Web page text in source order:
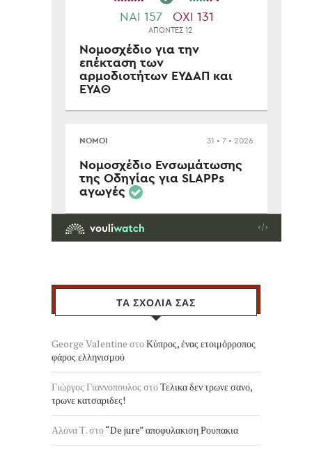
ΤΑ ΣΧΟΛΙΑ ΣΑΣ
George Valentine στοΚύπρος, ένας ετοιμόρροπος
φάρος ελληνισμού
Γιώργος Γιαννοπουλος στοΤελικα δεν τρωνε σανο,
τρωνε κατσαριδες!
Αλόνα Τ.στο“De jure” αποφυλακιση Ρουπακια